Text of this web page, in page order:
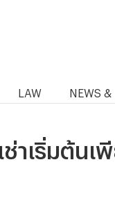
LAW NEWS &
ช่าเริ่มต้น